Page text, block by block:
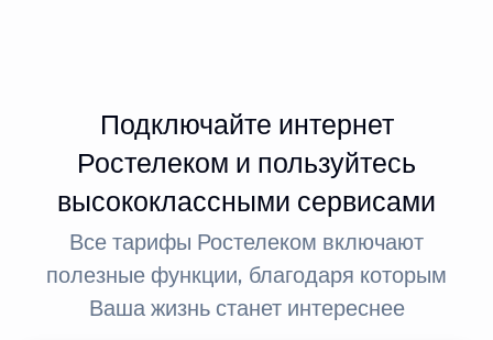
Подключайте интернет
Ростелеком и пользуйтесь
высококлассными сервисами
Все тарифы Ростелеком включают
полезные функции, благодаря которым
Ваша жизнь станет интереснее